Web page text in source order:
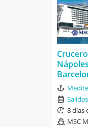
8 días
MSC